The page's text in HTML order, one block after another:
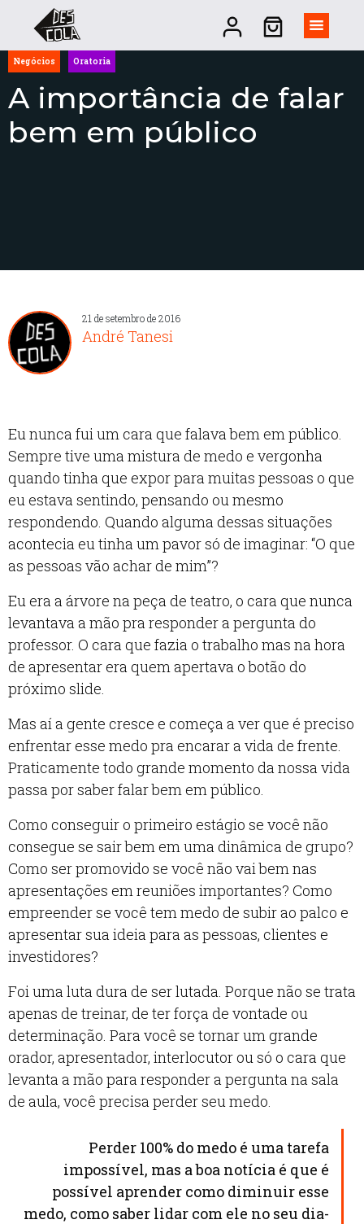
Negócios Oratoria
A importância de falar
bem em público
21 de setembro de 2016
André Tanesi
Eu nunca fui um cara que falava bem em público.
Sempre tive uma mistura de medo e vergonha
quando tinha que expor para muitas pessoas o que
eu estava sentindo, pensando ou mesmo
respondendo. Quando alguma dessas situações
acontecia eu tinha um pavor só de imaginar: “O que
as pessoas vão achar de mim”?
Eu era a árvore na peça de teatro, o cara que nunca
levantava a mão pra responder a pergunta do
professor. O cara que fazia o trabalho mas na hora
de apresentar era quem apertava o botão do
próximo slide.
Mas aí a gente cresce e começa a ver que é preciso
enfrentar esse medo pra encarar a vida de frente.
Praticamente todo grande momento da nossa vida
passa por saber falar bem em público.
Como conseguir o primeiro estágio se você não
consegue se sair bem em uma dinâmica de grupo?
Como ser promovido se você não vai bem nas
apresentações em reuniões importantes? Como
empreender se você tem medo de subir ao palco e
apresentar sua ideia para as pessoas, clientes e
investidores?
Foi uma luta dura de ser lutada. Porque não se trata
apenas de treinar, de ter força de vontade ou
determinação. Para você se tornar um grande
orador, apresentador, interlocutor ou só o cara que
levanta a mão para responder a pergunta na sala
de aula, você precisa perder seu medo.
Perder 100% do medo é uma tarefa
impossível, mas a boa notícia é que é
possível aprender como diminuir esse
medo, como saber lidar com ele no seu dia-